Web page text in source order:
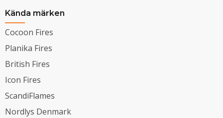
Kända märken
Cocoon Fires
Planika Fires
British Fires
Icon Fires
ScandiFlames
Nordlys Denmark